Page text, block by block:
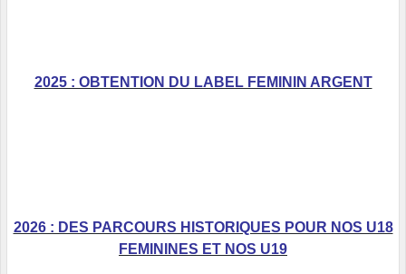
2025 : OBTENTION DU LABEL FEMININ ARGENT
2026 : DES PARCOURS HISTORIQUES POUR NOS U18
FEMININES ET NOS U19